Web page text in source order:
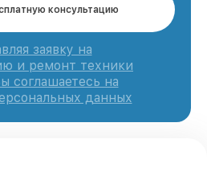
консультацию
заявку на
и ремонт техники
соглашаетесь на
данных